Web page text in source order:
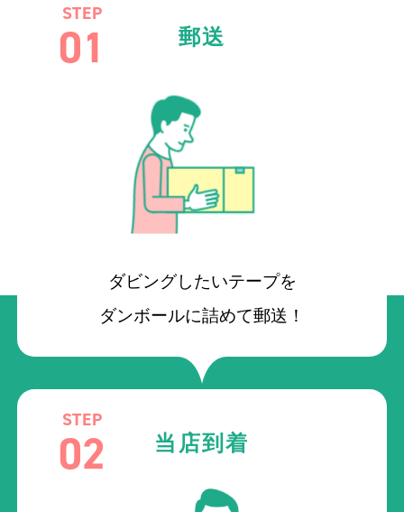
STEP
01 郵送
ダビングしたいテープを
ダンボールに詰めて郵送！
STEP
02 当店到着